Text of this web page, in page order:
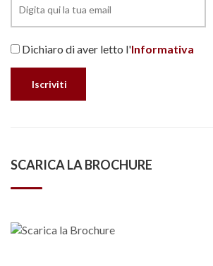
Dichiaro di aver letto l'Informativa
SCARICA LA BROCHURE